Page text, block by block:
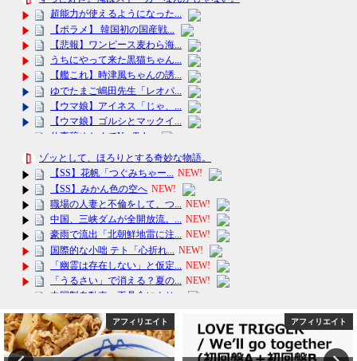
アフィリエイト アフィリエイト